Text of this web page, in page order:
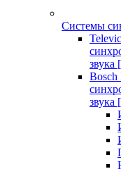
Системы
звука
Bosch
звука